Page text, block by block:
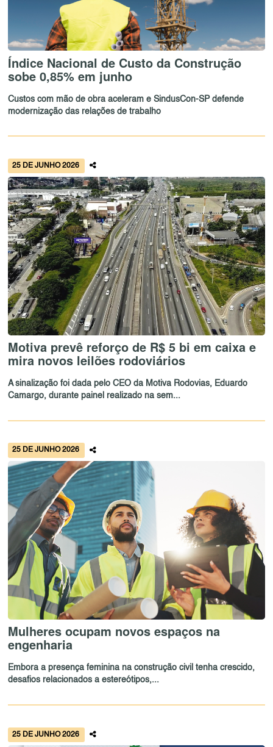
Índice Nacional de Custo da Construção
sobe 0,85% em junho
Custos com mão de obra aceleram e SindusCon-SP defende
modernização das relações de trabalho
25 DE JUNHO 2026
Motiva prevê reforço de R$ 5 bi em caixa e
mira novos leilões rodoviários
A sinalização foi dada pelo CEO da Motiva Rodovias, Eduardo
Camargo, durante painel realizado na sem...
25 DE JUNHO 2026
Mulheres ocupam novos espaços na
engenharia
Embora a presença feminina na construção civil tenha crescido,
desafios relacionados a estereótipos,...
25 DE JUNHO 2026